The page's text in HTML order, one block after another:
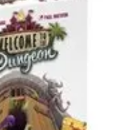
et Techniques
Stratégies d'équipe